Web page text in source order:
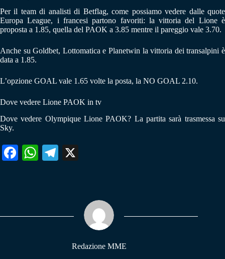
Per il team di analisti di Betflag, come possiamo vedere dalle quote
Europa League, i francesi partono favoriti: la vittoria del Lione è
proposta a 1.85, quella del PAOK a 3.85 mentre il pareggio vale 3.70.
Anche su Goldbet, Lottomatica e Planetwin la vittoria dei transalpini è
data a 1.85.
L’opzione GOAL vale 1.65 volte la posta, la NO GOAL 2.10.
Dove vedere Lione PAOK in tv
Dove vedere Olympique Lione PAOK? La partita sarà trasmessa su
Sky.
Fa W
pp
Te
m
Redazione MME